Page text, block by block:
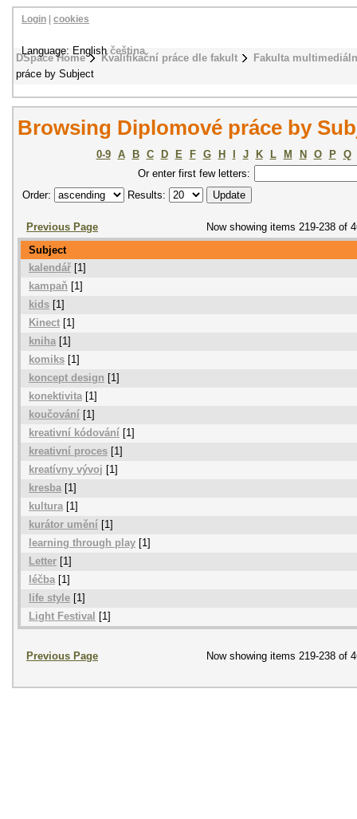
DSpace Home Kvalifikační práce dle fakult
Fakulta
práce by Subject
Login cookies
Language: Englishčeština
Browsing Diplomové práce by
0-9 A B C D E F G H J K L M N O P
Q
Or enter first few letters:
Order:
Results:
Previous Page
Now showing items 219-238 of
Subject
kalendář [1]
kampaň [1]
kids [1]
Kinect [1]
kniha [1]
komiks [1]
koncept design [1]
konektivita[1]
koučování [1]
kreativní kódování [1]
kreativní proces [1]
kreatívny vývoj [1]
kresba [1]
kultura[1]
kurátor umění [1]
learning through play [1]
Letter [1]
léčba[1]
life style [1]
Light Festival
[1]
Previous Page Now showing items 219-238 of